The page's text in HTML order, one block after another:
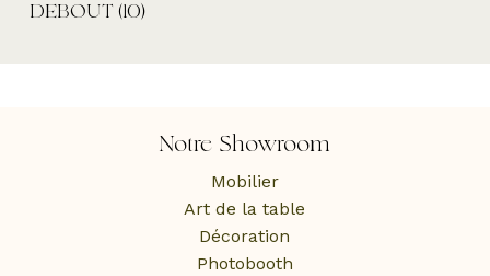
DEBOUT (10)
Notre Showroom
Mobilier
Art de la table
Décoration
Photobooth